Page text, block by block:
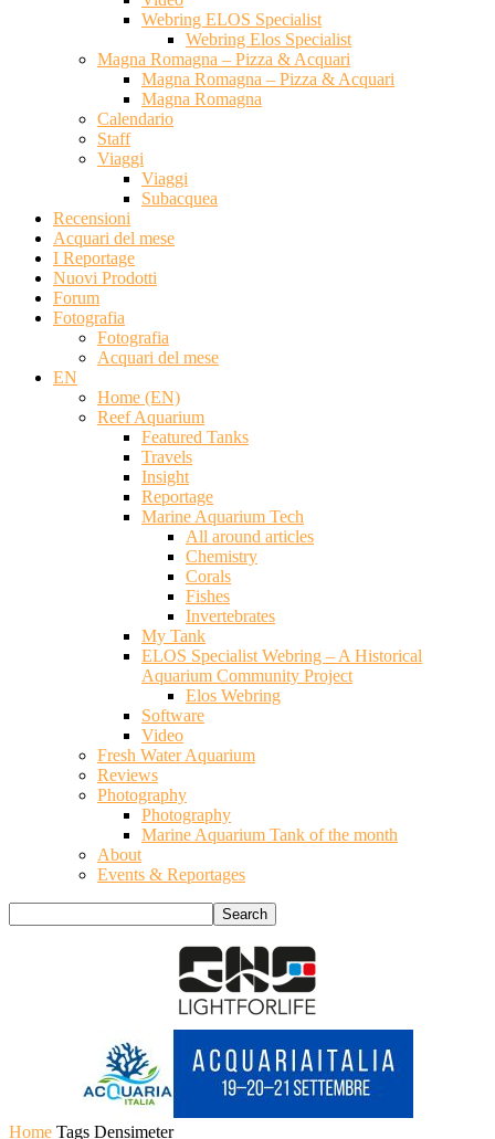
Webring ELOS Specialist
Webring Elos Specialist
Magna Romagna – Pizza & Acquari
Magna Romagna – Pizza & Acquari
Magna Romagna
Calendario
Staff
Viaggi
Viaggi
Subacquea
Recensioni
Acquari del mese
I Reportage
Nuovi Prodotti
Forum
Fotografia
Fotografia
Acquari del mese
EN
Home (EN)
Reef Aquarium
Featured Tanks
Travels
Insight
Reportage
Marine Aquarium Tech
All around articles
Chemistry
Corals
Fishes
Invertebrates
My Tank
ELOS Specialist Webring – A Historical
Aquarium Community Project
Elos Webring
Software
Video
Fresh Water Aquarium
Reviews
Photography
Photography
Marine Aquarium Tank of the month
About
Events & Reportages
Home Tags Densimeter